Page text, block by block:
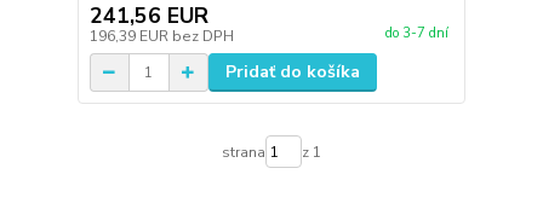
241,56 EUR
196,39 EUR bez DPH do 3-7 dní
Pridať do košíka
strana z 1